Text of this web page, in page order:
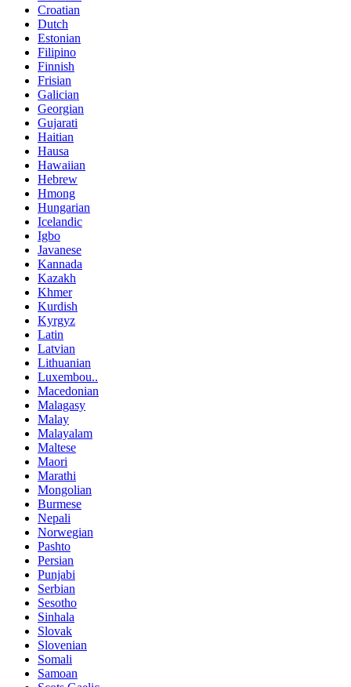
Croatian
Dutch
Estonian
Filipino
Finnish
Frisian
Galician
Georgian
Gujarati
Haitian
Hausa
Hawaiian
Hebrew
Hmong
Hungarian
Icelandic
Igbo
Javanese
Kannada
Kazakh
Khmer
Kurdish
Kyrgyz
Latin
Latvian
Lithuanian
Luxembou..
Macedonian
Malagasy
Malay
Malayalam
Maltese
Maori
Marathi
Mongolian
Burmese
Nepali
Norwegian
Pashto
Persian
Punjabi
Serbian
Sesotho
Sinhala
Slovak
Slovenian
Somali
Samoan